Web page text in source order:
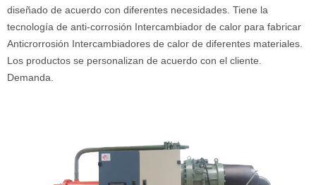
diseñado de acuerdo con diferentes necesidades. Tiene la
tecnología de anti-corrosión Intercambiador de calor para fabricar
Anticrorrosión Intercambiadores de calor de diferentes materiales.
Los productos se personalizan de acuerdo con el cliente.
Demanda.